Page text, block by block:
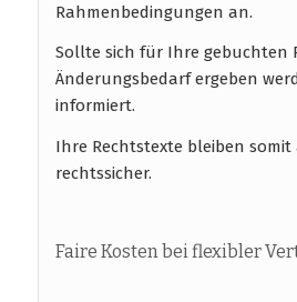
Rahmenbedingungen an.
Sollte sich für Ihre gebuchten
Änderungsbedarf ergeben
informiert.
Ihre Rechtstexte bleiben
rechtssicher.
Faire Kosten bei flexibler